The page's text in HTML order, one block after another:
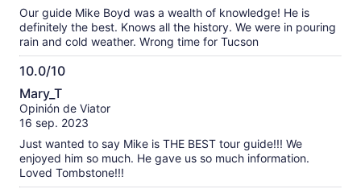
Our guide Mike Boyd was a wealth of knowledge! He is
definitely the best. Knows all the history. We were in pouring
rain and cold weather. Wrong time for Tucson
10.0/10
10.0
de
10
Mary_T
Opinión de Viator
16 sep. 2023
Just wanted to say Mike is THE BEST tour guide!!! We
enjoyed him so much. He gave us so much information.
Loved Tombstone!!!